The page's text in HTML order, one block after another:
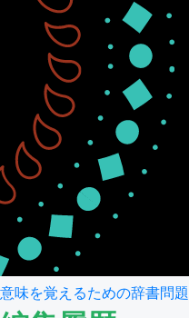
意味を覚えるための辞書問題